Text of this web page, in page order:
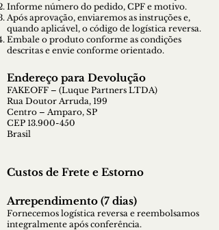
Informe número do pedido, CPF e motivo.
Após aprovação, enviaremos as instruções e,
quando aplicável, o código de logística reversa.
Embale o produto conforme as condições
descritas e envie conforme orientado.
Endereço para Devolução
FAKEOFF – (Luque Partners LTDA)
Rua Doutor Arruda, 199
Centro – Amparo, SP
CEP 13.900-450
Brasil
Custos de Frete e Estorno
Arrependimento (7 dias)
Fornecemos logística reversa e reembolsamos
integralmente após conferência.